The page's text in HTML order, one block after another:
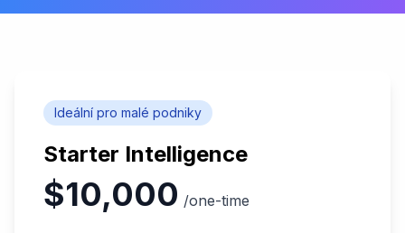
Ideální pro malé podniky
Starter Intelligence
$10,000 /one-time